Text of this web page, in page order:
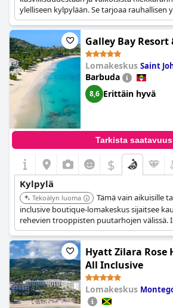
ylelliseen kylpylään. Se tarjoaa rauhallisen
rentoutumiseen ja virkistymiseen,
joka on suunniteltu rentouttamaan mieltä,
Galley Bay Resort
Lomakeskus Saint
Barbuda
8,6 Erittäin hyvä
Tarkista saatavuus
$
Kylpylä
Tekoälyn luoma
Tämä vain aikuisille
inclusive boutique-lomakeskus sijaitsee
rehevien trooppisten puutarhojen välissä.
hemmottelurituaaleja rentoutumiseen ja
voivat nauttia maatilalta pöytään -
aktiviteeteista, kuten uinnista,Hyatt Zilara Rose
All Inclusive
Lomakeskus